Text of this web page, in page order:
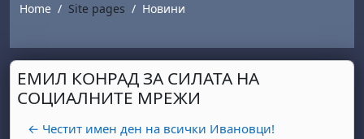
Home Site pages Новини
ЕМИЛ КОНРАД ЗА СИЛАТА НА
СОЦИАЛНИТЕ МРЕЖИ
← Честит имен ден на всички Ивановци!